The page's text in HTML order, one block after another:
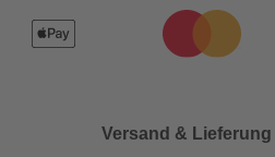
Versand & Lieferung